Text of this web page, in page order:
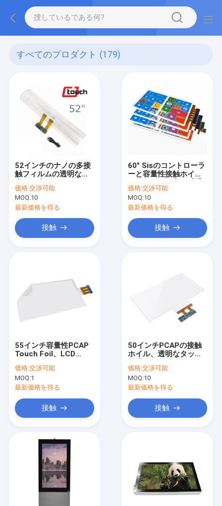
すべてのプロダクト (179)
52インチのナノの多接
触フィルムの透明な防
価格:交渉可能
MOQ:10
最新価格を得る
接触
60" Sisのコントローラ
ーと容量性接触ホイル
性
価格:交渉可能
MOQ:10
最新価格を得る
接触
55インチ容量性PCAP
Touch Foil、LCD
Film
価格:交渉可能
MOQ:1
最新価格を得る
接触
50インチPCAPの接触
ホイル、透明なタッチ
ントの
価格:交渉可能
MOQ:10
最新価格を得る
接触